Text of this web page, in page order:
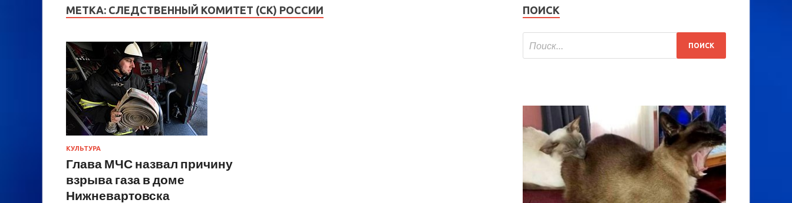
МЕТКА: СЛЕДСТВЕННЫЙ КОМИТЕТ (СК) РОССИИ
КУЛЬТУРА
Глава МЧС назвал причину
взрыва газа в доме
Нижневартовска
ПОИСК